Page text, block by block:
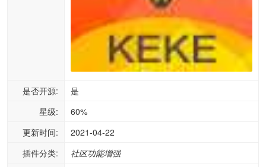
是否开源:
是
星级:
60%
更新时间:
2021-04-22
插件分类:
社区功能增强